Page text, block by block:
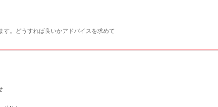
。どうすれば良いかアドバイスを求めて